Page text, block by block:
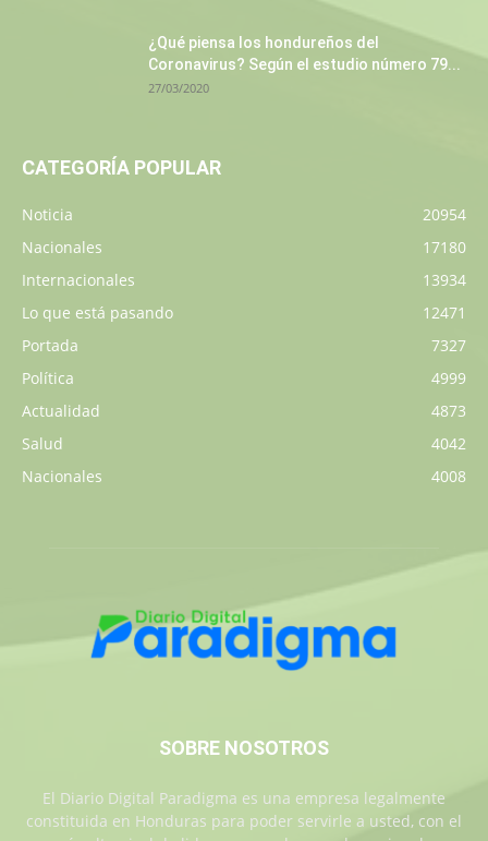
¿Qué piensa los hondureños del
Coronavirus? Según el estudio número 79...
27/03/2020
CATEGORÍA POPULAR
Noticia
20954
Nacionales
17180
Internacionales
13934
Lo que está pasando
12471
Portada
7327
Política
4999
Actualidad
4873
Salud
4042
Nacionales
4008
SOBRE NOSOTROS
El Diario Digital Paradigma es una empresa legalmente
constituida en Honduras para poder servirle a usted, con el